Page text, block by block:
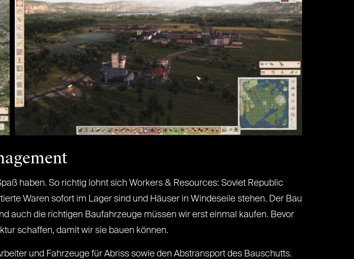
haben. So richtig lohnt sich Workers & Resources: Soviet Republic
Waren sofort im Lager sind und Häuser in Windeseile stehen. Der Bau
auch die richtigen Baufahrzeuge müssen wir erst einmal kaufen. Bevor
schaffen, damit wir sie bauen können.
und Fahrzeuge für Abriss sowie den Abstransport des Bauschutts.